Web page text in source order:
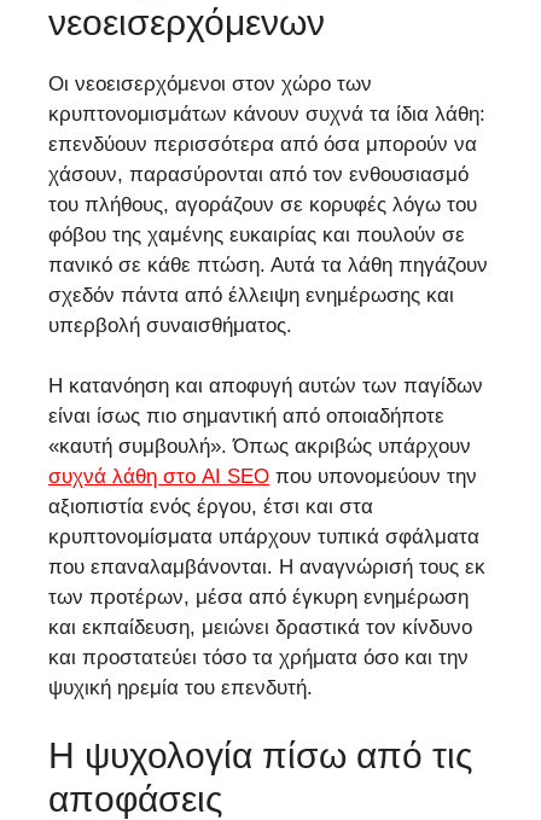
νεοεισερχόμενων
Οι νεοεισερχόμενοι στον χώρο των
κρυπτονομισμάτων κάνουν συχνά τα ίδια λάθη:
επενδύουν περισσότερα από όσα μπορούν να
χάσουν, παρασύρονται από τον ενθουσιασμό
του πλήθους, αγοράζουν σε κορυφές λόγω του
φόβου της χαμένης ευκαιρίας και πουλούν σε
πανικό σε κάθε πτώση. Αυτά τα λάθη πηγάζουν
σχεδόν πάντα από έλλειψη ενημέρωσης και
υπερβολή συναισθήματος.
Η κατανόηση και αποφυγή αυτών των παγίδων
είναι ίσως πιο σημαντική από οποιαδήποτε
«καυτή συμβουλή». Όπως ακριβώς υπάρχουν
συχνά λάθη στο AI SEO που υπονομεύουν την
αξιοπιστία ενός έργου, έτσι και στα
κρυπτονομίσματα υπάρχουν τυπικά σφάλματα
που επαναλαμβάνονται. Η αναγνώρισή τους εκ
των προτέρων, μέσα από έγκυρη ενημέρωση
και εκπαίδευση, μειώνει δραστικά τον κίνδυνο
και προστατεύει τόσο τα χρήματα όσο και την
ψυχική ηρεμία του επενδυτή.
Η ψυχολογία πίσω από τις
αποφάσεις